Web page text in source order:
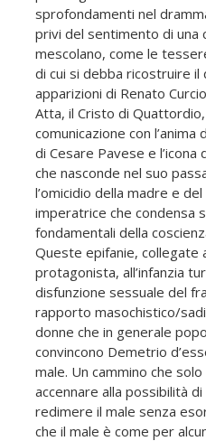
sprofondamenti nel
privi del sentimento di una
mescolano, come le
di cui si debba ricostruire il
apparizioni di Renato
Atta, il Cristo di
comunicazione con
di Cesare Pavese e
che nasconde nel suo
l’omicidio della madre e
imperatrice che condensa
fondamentali della
Queste epifanie, collegate
protagonista, all’infanzia
disfunzione sessuale del
rapporto masochistico/
donne che in generale
convincono Demetrio
male. Un cammino che
accennare alla possibilità
redimere il male senza
che il male è come per